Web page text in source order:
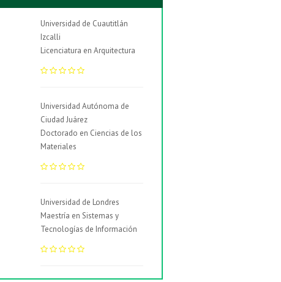
Universidad de Cuautitlán
Izcalli
Licenciatura en Arquitectura
Universidad Autónoma de
Ciudad Juárez
Doctorado en Ciencias de los
Materiales
Universidad de Londres
Maestría en Sistemas y
Tecnologías de Información